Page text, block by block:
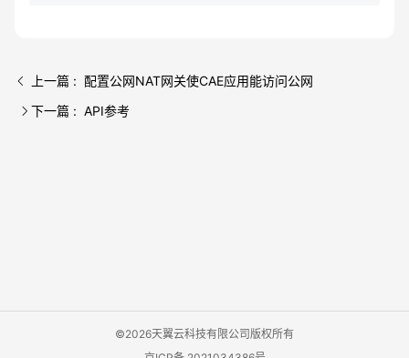
上一篇 : 配置公网NAT网关使CAE应用能访问公网
下一篇 : API参考
©2026天翼云科技有限公司版权所有